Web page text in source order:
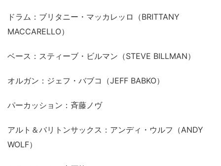
ドラム：ブリタニー・マッカレッロ（BRITTANY
MACCARELLO）
ベース：スティーブ・ビルマン（STEVE BILLMAN）
オルガン：ジェフ・バブコ（JEFF BABKO）
パーカッション：斉藤ノヴ
アルト＆バリトンサックス：アンディ・ウルフ（ANDY
WOLF）